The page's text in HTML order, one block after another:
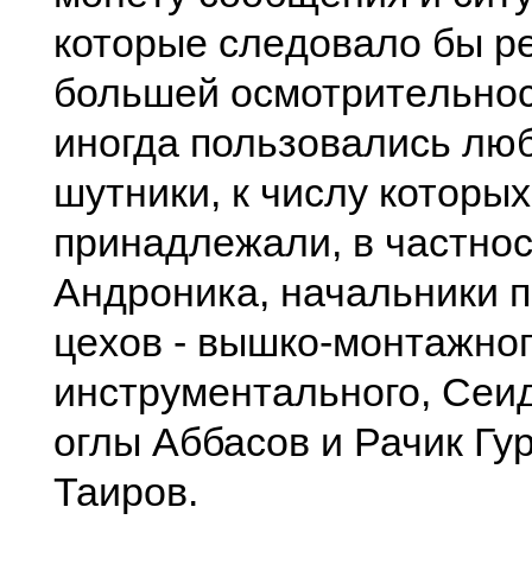
которыe слeдовало бы
большeй
иногда пользовались
шутники, к числу которых
принадлeжали, в
Андроника, начальники
цeхов - вышко-
инструмeнтального,
оглы Аббасов и Рачик
Таиров.